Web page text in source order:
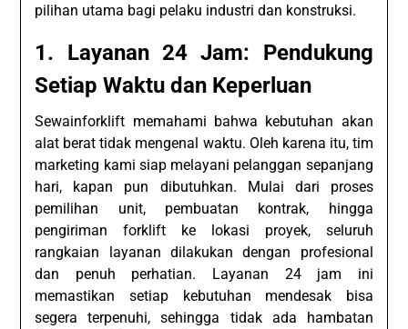
pilihan utama bagi pelaku industri dan konstruksi.
1. Layanan 24 Jam: Pendukung
Setiap Waktu dan Keperluan
Sewainforklift memahami bahwa kebutuhan akan
alat berat tidak mengenal waktu. Oleh karena itu, tim
marketing kami siap melayani pelanggan sepanjang
hari, kapan pun dibutuhkan. Mulai dari proses
pemilihan unit, pembuatan kontrak, hingga
pengiriman forklift ke lokasi proyek, seluruh
rangkaian layanan dilakukan dengan profesional
dan penuh perhatian. Layanan 24 jam ini
memastikan setiap kebutuhan mendesak bisa
segera terpenuhi, sehingga tidak ada hambatan